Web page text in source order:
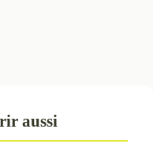
aussi